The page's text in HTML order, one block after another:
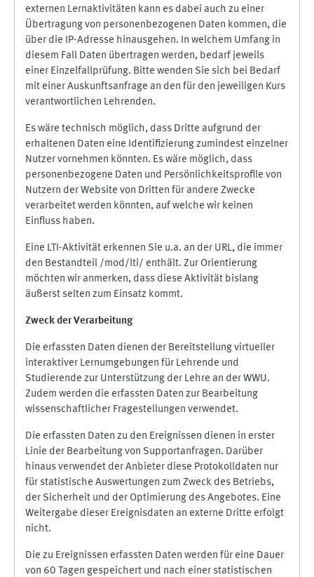
externen Lernaktivitäten kann es dabei auch zu einer
Übertragung von personenbezogenen Daten kommen, die
über die IP-Adresse hinausgehen. In welchem Umfang in
diesem Fall Daten übertragen werden, bedarf jeweils
einer Einzelfallprüfung. Bitte wenden Sie sich bei Bedarf
mit einer Auskunftsanfrage an den für den jeweiligen Kurs
verantwortlichen Lehrenden.
Es wäre technisch möglich, dass Dritte aufgrund der
erhaltenen Daten eine Identifizierung zumindest einzelner
Nutzer vornehmen könnten. Es wäre möglich, dass
personenbezogene Daten und Persönlichkeitsprofile von
Nutzern der Website von Dritten für andere Zwecke
verarbeitet werden könnten, auf welche wir keinen
Einfluss haben.
Eine LTI-Aktivität erkennen Sie u.a. an der URL, die immer
den Bestandteil /mod/lti/ enthält. Zur Orientierung
möchten wir anmerken, dass diese Aktivität bislang
äußerst selten zum Einsatz kommt.
Zweck der Verarbeitung
Die erfassten Daten dienen der Bereitstellung virtueller
interaktiver Lernumgebungen für Lehrende und
Studierende zur Unterstützung der Lehre an der WWU.
Zudem werden die erfassten Daten zur Bearbeitung
wissenschaftlicher Fragestellungen verwendet.
Die erfassten Daten zu den Ereignissen dienen in erster
Linie der Bearbeitung von Supportanfragen. Darüber
hinaus verwendet der Anbieter diese Protokolldaten nur
für statistische Auswertungen zum Zweck des Betriebs,
der Sicherheit und der Optimierung des Angebotes. Eine
Weitergabe dieser Ereignisdaten an externe Dritte erfolgt
nicht.
Die zu Ereignissen erfassten Daten werden für eine Dauer
von 60 Tagen gespeichert und nach einer statistischen